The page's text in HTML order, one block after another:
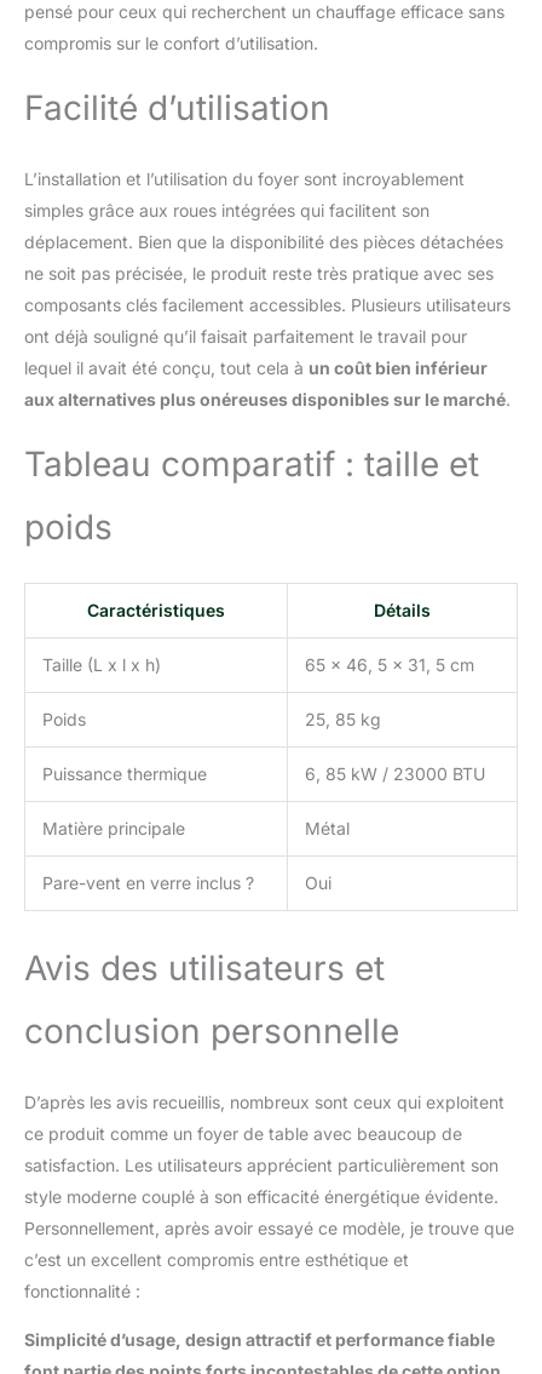
comprend un pare-vent
en verre pour protéger la
long tuyau pour un
placement flexible du
assurant un
fonctionnement sûr et
pratique. Livré avec 1,5
kg de pierres de lave,
améliorant la rétention de
la chaleur et l'attrait
pensé pour ceux qui recherchent un chauffage efficace sans
compromis sur le confort d’utilisation.
Facilité d’utilisation
L’installation et l’utilisation du foyer sont incroyablement
simples grâce aux roues intégrées qui facilitent son
déplacement. Bien que la disponibilité des pièces détachées
ne soit pas précisée, le produit reste très pratique avec ses
composants clés facilement accessibles. Plusieurs utilisateurs
ont déjà souligné qu’il faisait parfaitement le travail pour
lequel il avait été conçu, tout cela à un coût bien inférieur
aux alternatives plus onéreuses disponibles sur le marché.
Tableau comparatif : taille et
poids
Caractéristiques Détails
Taille (L x l x h) 65 x 46, 5 x 31, 5 cm
Poids 25, 85 kg
Puissance thermique 6, 85 kW / 23000 BTU
Matière principale Métal
Pare-vent en verre inclus ? Oui
Avis des utilisateurs et
conclusion personnelle
D’après les avis recueillis, nombreux sont ceux qui exploitent
ce produit comme un foyer de table avec beaucoup de
satisfaction. Les utilisateurs apprécient particulièrement son
style moderne couplé à son efficacité énergétique évidente.
Personnellement, après avoir essayé ce modèle, je trouve que
c’est un excellent compromis entre esthétique et
fonctionnalité :
Simplicité d’usage, design attractif et performance fiable